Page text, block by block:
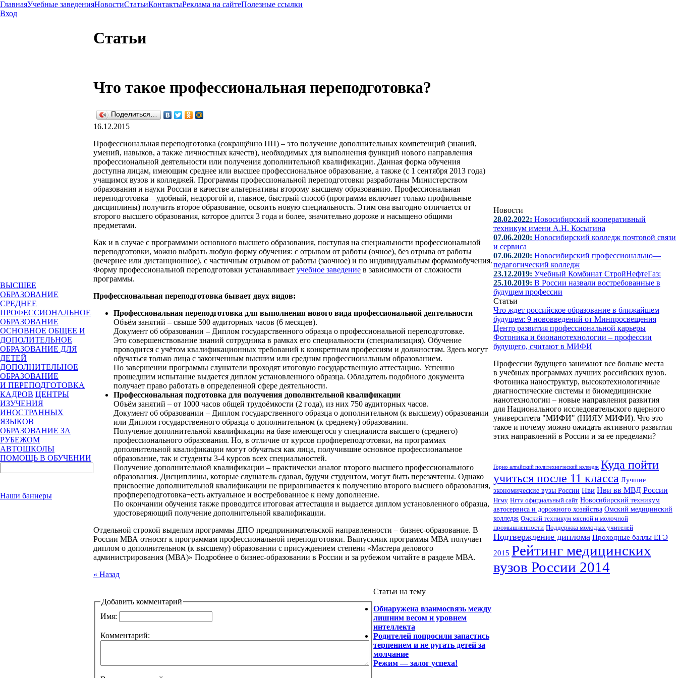
ГлавнаяУчебные заведенияНовостиСтатьиКонтактыРеклама на сайтеПолезные ссылки
Вход
ВЫСШЕЕ
ОБРАЗОВАНИЕ
СРЕДНЕЕ
ПРОФЕССИОНАЛЬНОЕ
ОБРАЗОВАНИЕ
ОСНОВНОЕ ОБЩЕЕ И
ДОПОЛИТЕЛЬНОЕ
ОБРАЗОВАНИЕ ДЛЯ
ДЕТЕЙ
ДОПОЛНИТЕЛЬНОЕ
ОБРАЗОВАНИЕ
И ПЕРЕПОДГОТОВКА
КАДРОВ ЦЕНТРЫ
ИЗУЧЕНИЯ
ИНОСТРАННЫХ
ЯЗЫКОВ
ОБРАЗОВАНИЕ ЗА
РУБЕЖОМ
АВТОШКОЛЫ
ПОМОЩЬ В ОБУЧЕНИИ
Наши баннеры
Статьи
Что такое профессиональная переподготовка?
Поделиться…
16.12.2015
Профессиональная переподготовка (сокращённо ПП) – это получение дополнительных компетенций (знаний,
умений, навыков, а также личностных качеств), необходимых для выполнения функций нового направления
профессиональной деятельности или получения дополнительной квалификации. Данная форма обучения
доступна лицам, имеющим среднее или высшее профессиональное образование, а также (с 1 сентября 2013 года)
учащимся вузов и колледжей. Программы профессиональной переподготовки разработаны Министерством
образования и науки России в качестве альтернативы второму высшему образованию. Профессиональная
переподготовка – удобный, недорогой и, главное, быстрый способ (программа включает только профильные
дисциплины) получить второе образование, освоить новую специальность. Этим она выгодно отличается от
второго высшего образования, которое длится 3 года и более, значительно дороже и насыщено общими
предметами.
Как и в случае с программами основного высшего образования, поступая на специальности профессиональной
переподготовки, можно выбрать любую форму обучения: с отрывом от работы (очное), без отрыва от работы
(вечернее или дистанционное), с частичным отрывом от работы (заочное) и по индивидуальным формамобучения.
Форму профессиональной переподготовки устанавливает учебное заведение в зависимости от сложности
программы.
Профессиональная переподготовка бывает двух видов:
Профессиональная переподготовка для выполнения нового вида профессиональной деятельности
Объём занятий – свыше 500 аудиторных часов (6 месяцев).
Документ об образовании – Диплом государственного образца о профессиональной переподготовке.
Это совершенствование знаний сотрудника в рамках его специальности (специализация). Обучение
проводится с учётом квалификационных требований к конкретным профессиям и должностям. Здесь могут
обучаться только лица с законченным высшим или средним профессиональным образованием.
По завершении программы слушатели проходят итоговую государственную аттестацию. Успешно
прошедшим испытание выдается диплом установленного образца. Обладатель подобного документа
получает право работать в определенной сфере деятельности.
Профессиональная подготовка для получения дополнительной квалификации
Объём занятий – от 1000 часов общей трудоёмкости (2 года), из них 750 аудиторных часов.
Документ об образовании – Диплом государственного образца о дополнительном (к высшему) образовании
или Диплом государственного образца о дополнительном (к среднему) образовании.
Получение дополнительной квалификации на базе имеющегося у специалиста высшего (среднего)
профессионального образования. Но, в отличие от курсов профпереподготовки, на программах
дополнительной квалификации могут обучаться как лица, получившие основное профессиональное
образование, так и студенты 3-4 курсов всех специальностей.
Получение дополнительной квалификации – практически аналог второго высшего профессионального
образования. Дисциплины, которые слушатель сдавал, будучи студентом, могут быть перезачтены. Однако
присвоение дополнительной квалификации не приравнивается к получению второго высшего образования,
профпереподготовка¬есть актуальное и востребованное к нему дополнение.
По окончании обучения также проводится итоговая аттестация и выдается диплом установленного образца,
удостоверяющий получение дополнительной квалификации.
Отдельной строкой выделим программы ДПО предпринимательской направленности – бизнес-образование. В
России МВА относят к программам профессиональной переподготовки. Выпускник программы МВА получает
диплом о дополнительном (к высшему) образовании с присуждением степени «Мастера делового
администрирования (МВА)» Подробнее о бизнес-образовании в России и за рубежом читайте в разделе МВА.
« Назад
Добавить комментарий
Имя:
Комментарий:
Статьи на тему
Обнаружена взаимосвязь между
лишним весом и уровнем
интеллекта
Родителей попросили запастись
терпением и не ругать детей за
молчание
Режим — залог успеха!
Новости
28.02.2022: Новосибирский кооперативный
техникум имени А.Н. Косыгина
07.06.2020: Новосибирский колледж почтовой связи
и сервиса
07.06.2020: Новосибирский профессионально—
педагогический колледж
23.12.2019: Учебный Комбинат СтройНефтеГаз:
25.10.2019: В России назвали востребованные в
будущем профессии
Статьи
Что ждет российское образование в ближайшем
будущем: 9 нововведений от Минпросвещения
Центр развития профессиональной карьеры
Фотоника и бионанотехнологии – профессии
будущего, считают в МИФИ
Профессии будущего занимают все больше места
в учебных программах лучших российских вузов.
Фотоника наноструктур, высокотехнологичные
диагностические системы и биомедицинские
нанотехнологии – новые направления развития
для Национального исследовательского ядерного
университета "МИФИ" (НИЯУ МИФИ). Что это
такое и почему можно ожидать активного развития
этих направлений в России и за ее пределами?
Горно алтайский политехнический колледж Куда пойти
учиться после 11 класса Лучшие
экономические вузы России Нви Нви вв МВД России
Нгму Нгту официальный сайт Новосибирский техникум
автосервиса и дорожного хозяйства Омский медицинский
колледж Омский техникум мясной и молочной
промышленности Поддержка молодых учителей
Подтверждение диплома Проходные баллы ЕГЭ
2015 Рейтинг медицинских
вузов России 2014